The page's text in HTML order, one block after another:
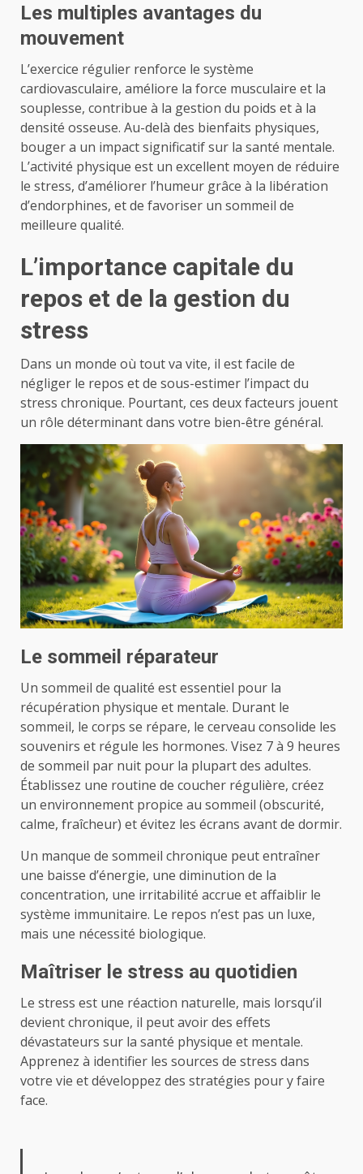
Les multiples avantages du
mouvement
L’exercice régulier renforce le système
cardiovasculaire, améliore la force musculaire et la
souplesse, contribue à la gestion du poids et à la
densité osseuse. Au-delà des bienfaits physiques,
bouger a un impact significatif sur la santé mentale.
L’activité physique est un excellent moyen de réduire
le stress, d’améliorer l’humeur grâce à la libération
d’endorphines, et de favoriser un sommeil de
meilleure qualité.
L’importance capitale du
repos et de la gestion du
stress
Dans un monde où tout va vite, il est facile de
négliger le repos et de sous-estimer l’impact du
stress chronique. Pourtant, ces deux facteurs jouent
un rôle déterminant dans votre bien-être général.
Le sommeil réparateur
Un sommeil de qualité est essentiel pour la
récupération physique et mentale. Durant le
sommeil, le corps se répare, le cerveau consolide les
souvenirs et régule les hormones. Visez 7 à 9 heures
de sommeil par nuit pour la plupart des adultes.
Établissez une routine de coucher régulière, créez
un environnement propice au sommeil (obscurité,
calme, fraîcheur) et évitez les écrans avant de dormir.
Un manque de sommeil chronique peut entraîner
une baisse d’énergie, une diminution de la
concentration, une irritabilité accrue et affaiblir le
système immunitaire. Le repos n’est pas un luxe,
mais une nécessité biologique.
Maîtriser le stress au quotidien
Le stress est une réaction naturelle, mais lorsqu’il
devient chronique, il peut avoir des effets
dévastateurs sur la santé physique et mentale.
Apprenez à identifier les sources de stress dans
votre vie et développez des stratégies pour y faire
face.